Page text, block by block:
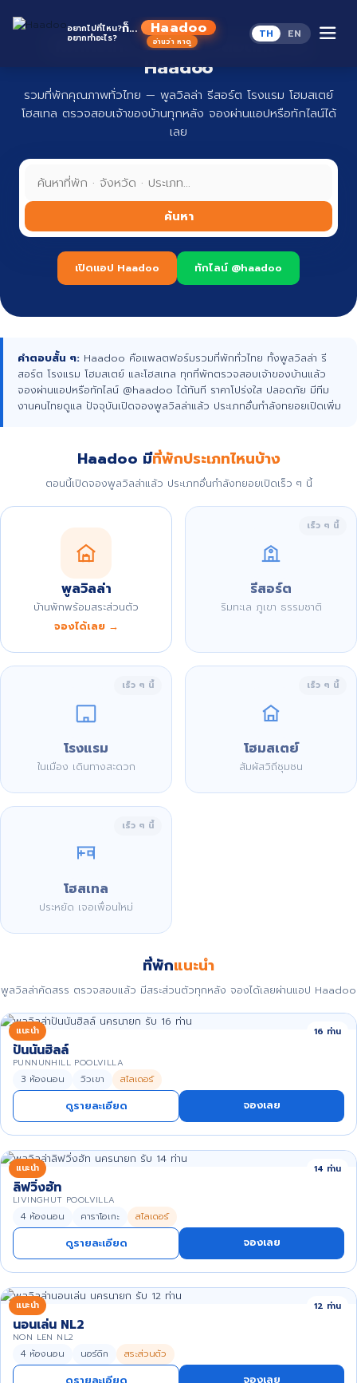
อยากไปที่ไหน?
อยากทำอะไร?
ก็... Haadoo
อ่านว่า หาดู
TH EN
ที่พักทั่วไทย จองง่าย ปลอดภัย กับ
Haadoo
รวมที่พักคุณภาพทั่วไทย — พูลวิลล่า รีสอร์ต โรงแรม โฮมสเตย์
โฮสเทล ตรวจสอบเจ้าของบ้านทุกหลัง จองผ่านแอปหรือทักไลน์ได้
เลย
ค้นหา
เปิดแอป Haadoo ทักไลน์ @haadoo
คำตอบสั้น ๆ: Haadoo คือแพลตฟอร์มรวมที่พักทั่วไทย ทั้งพูลวิลล่า รี
สอร์ต โรงแรม โฮมสเตย์ และโฮสเทล ทุกที่พักตรวจสอบเจ้าของบ้านแล้ว
จองผ่านแอปหรือทักไลน์ @haadoo ได้ทันที ราคาโปร่งใส ปลอดภัย มีทีม
งานคนไทยดูแล ปัจจุบันเปิดจองพูลวิลล่าแล้ว ประเภทอื่นกำลังทยอยเปิดเพิ่ม
Haadoo มีที่พักประเภทไหนบ้าง
ตอนนี้เปิดจองพูลวิลล่าแล้ว ประเภทอื่นกำลังทยอยเปิดเร็ว ๆ นี้
พูลวิลล่า
บ้านพักพร้อมสระส่วนตัว
จองได้เลย →
เร็ว ๆ นี้
รีสอร์ต
ริมทะเล ภูเขา ธรรมชาติ
เร็ว ๆ นี้
โรงแรม
ในเมือง เดินทางสะดวก
เร็ว ๆ นี้
โฮมสเตย์
สัมผัสวิถีชุมชน
เร็ว ๆ นี้
โฮสเทล
ประหยัด เจอเพื่อนใหม่
ที่พักแนะนำ
พูลวิลล่าคัดสรร ตรวจสอบแล้ว มีสระส่วนตัวทุกหลัง จองได้เลยผ่านแอป Haadoo
แนะนำ 16 ท่าน
ปันนันฮิลล์
PUNNUNHILL POOLVILLA
3 ห้องนอน วิวเขา สไลเดอร์
ดูรายละเอียด จองเลย
แนะนำ 14 ท่าน
ลิฟวิ่งฮัท
LIVINGHUT POOLVILLA
4 ห้องนอน คาราโอเกะ สไลเดอร์
ดูรายละเอียด จองเลย
แนะนำ 12 ท่าน
นอนเล่น NL2
NON LEN NL2
4 ห้องนอน นอร์ดิก สระส่วนตัว
จองเลย